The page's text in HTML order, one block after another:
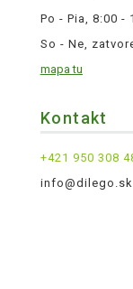
Po - Pia, 8:00 -
So - Ne,
mapa tu
Kontakt
+421 950 308
info@dilego.sk